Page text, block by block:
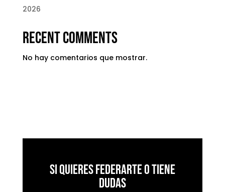
2026
Recent Comments
No hay comentarios que mostrar.
Si quieres federarte o tiene
dudas